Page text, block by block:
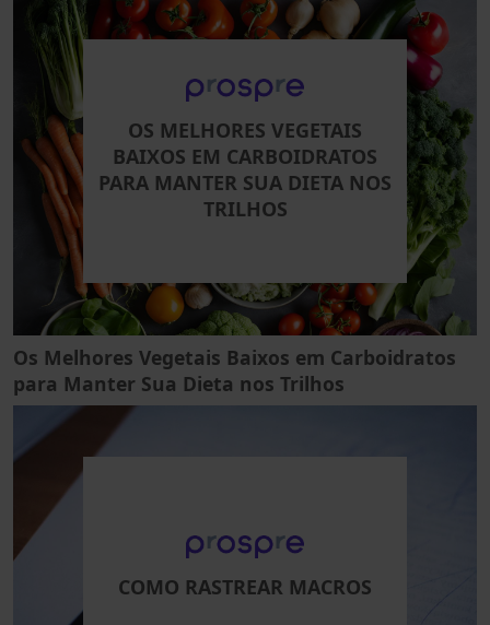
OS MELHORES VEGETAIS
BAIXOS EM CARBOIDRATOS
PARA MANTER SUA DIETA NOS
TRILHOS
Os Melhores Vegetais Baixos em Carboidratos
para Manter Sua Dieta nos Trilhos
COMO RASTREAR MACROS